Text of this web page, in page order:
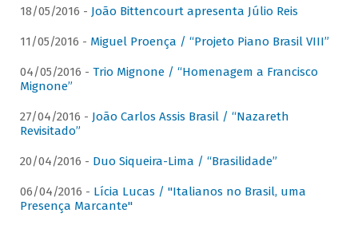
18/05/2016 - João Bittencourt apresenta Júlio Reis
11/05/2016 - Miguel Proença / “Projeto Piano Brasil VIII”
04/05/2016 - Trio Mignone / “Homenagem a Francisco
Mignone”
27/04/2016 - João Carlos Assis Brasil / “Nazareth
Revisitado”
20/04/2016 - Duo Siqueira-Lima / “Brasilidade”
06/04/2016 - Lícia Lucas / "Italianos no Brasil, uma
Presença Marcante"